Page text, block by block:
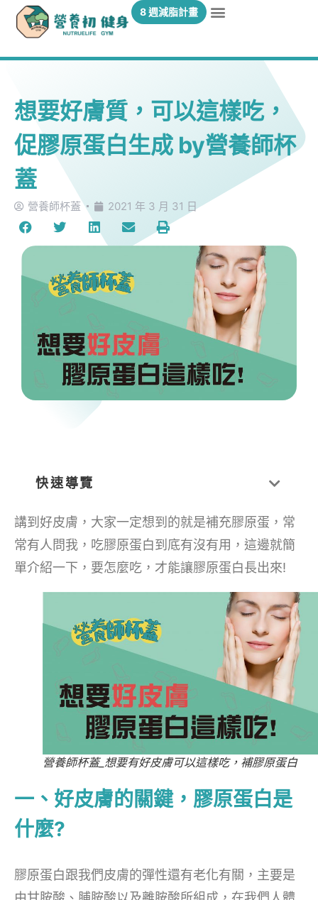
8 週減脂計畫
想要好膚質，可以這樣吃，
促膠原蛋白生成 by營養師杯
蓋
營養師杯蓋 2021 年 3 月 31 日
快速導覽
講到好皮膚，大家一定想到的就是補充膠原蛋，常
常有人問我，吃膠原蛋白到底有沒有用，這邊就簡
單介紹一下，要怎麼吃，才能讓膠原蛋白長出來!
營養師杯蓋_想要有好皮膚可以這樣吃，補膠原蛋白
一、好皮膚的關鍵，膠原蛋白是
什麼?
膠原蛋白跟我們皮膚的彈性還有老化有關，主要是